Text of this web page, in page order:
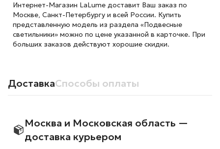
Интернет-Магазин LaLume доставит Ваш заказ по
Москве, Санкт-Петербургу и всей России. Купить
представленную модель из раздела «Подвесные
светильники» можно по цене указанной в карточке. При
больших заказов действуют хорошие скидки.
ДоставкаСпособы оплаты
Москва и Московская область —
доставка курьером